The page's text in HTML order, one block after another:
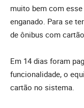
muito bem com
enganado. Para se
de ônibus com
Em 14 dias foram
funcionalidade, o
cartão no sistema.